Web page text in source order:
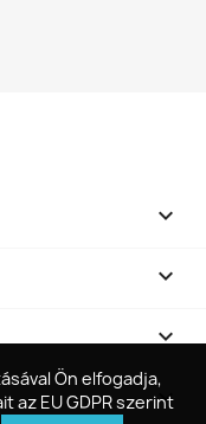
Ön elfogadja,
az EU GDPR szerint



keyboard_arrow_down
Ön elfogadja,
az EU GDPR szerint